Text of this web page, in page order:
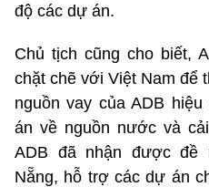
độ các dự án.
Chủ tịch cũng cho biết,
chặt chẽ với Việt Nam để
nguồn vay của ADB
án về nguồn nước và
ADB đã nhận được đề
Nẵng, hỗ trợ các dự án